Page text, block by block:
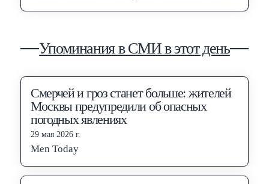
учёные связывают современное…
Упоминания в СМИ в этот день
Смерчей и гроз станет больше: жителей
Москвы предупредили об опасных
погодных явлениях
29 мая 2026 г.
Men Today